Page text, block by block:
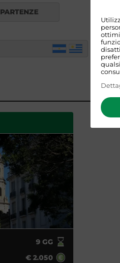
PARTENZE
9GG
€ 2.050